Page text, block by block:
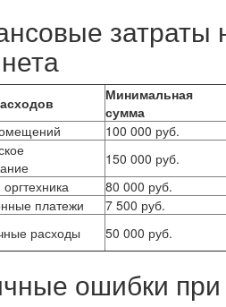
затраты
Минимальная
сумма
100 000 руб.
150 000 руб.
80 000 руб.
платежи
7 500 руб.
расходы
50 000 руб.
ошибки